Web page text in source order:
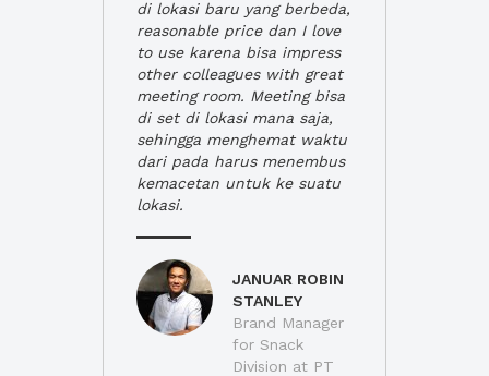
di lokasi baru yang berbeda,
reasonable price dan I love
to use karena bisa impress
other colleagues with great
meeting room. Meeting bisa
di set di lokasi mana saja,
sehingga menghemat waktu
dari pada harus menembus
kemacetan untuk ke suatu
lokasi.
JANUAR ROBIN
STANLEY
Brand Manager
for Snack
Division at PT